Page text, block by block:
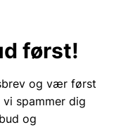
først!
og vær først
spammer dig
og